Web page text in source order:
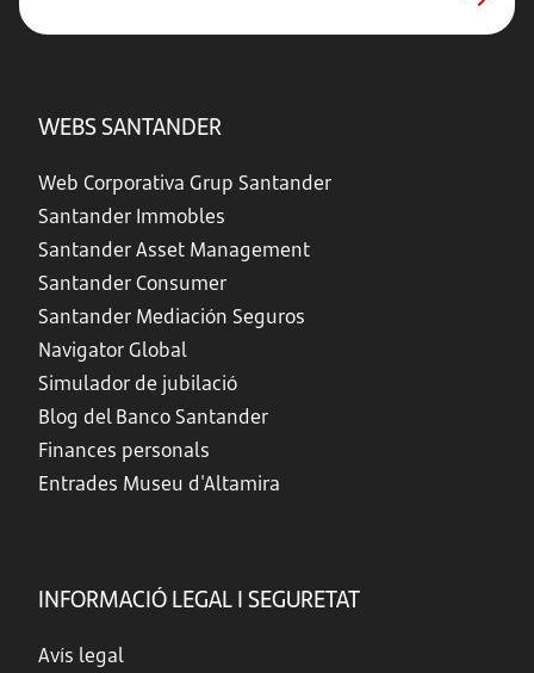
WEBS SANTANDER
Web Corporativa Grup Santander
Santander Immobles
Santander Asset Management
Santander Consumer
Santander Mediación Seguros
Navigator Global
Simulador de jubilació
Blog del Banco Santander
Finances personals
Entrades Museu d'Altamira
INFORMACIÓ LEGAL I SEGURETAT
Avís legal